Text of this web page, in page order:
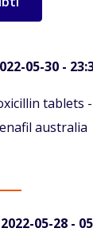
05-30 -
tablets -
australia
05-28 -